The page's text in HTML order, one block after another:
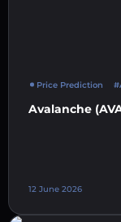
Price Prediction
Avalanche
12 June 2026